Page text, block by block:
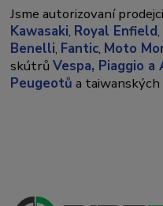
Jsme autorizovaní
Kawasaki, Royal Enfield,
Benelli, Fantic, Moto
skútrůVespa, Piaggio a
Peugeotů a taiwanských